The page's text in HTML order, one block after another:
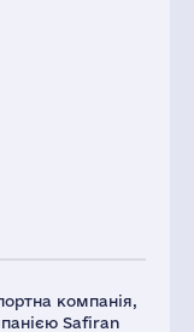
компанія,
Safiran